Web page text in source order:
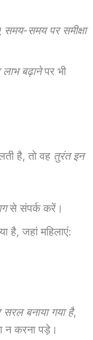
समय-समय पर समीक्षा
लाभ बढ़ानेपर भी
है, तो वह तुरंत इन
से संपर्क करें।
है, जहां महिलाएं:
सरल बनाया गया है,
न करना पड़े।